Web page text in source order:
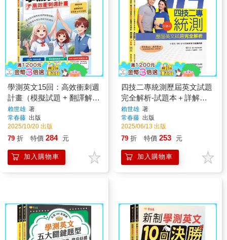
學測英文15回：高效衝刺週
計畫（模擬試題 + 翻譯解答
本+ 附免費AI作文批改）
賴世雄 著
常春藤 出版
2025/10/20 出版
79 折 特價 284 元
加入購物車
四技二專統測歷屆英文試題
完全解析-試題本＋詳解本
＋QR Code線上音檔(114年
版)
賴世雄 著
常春藤 出版
2025/06/13 出版
79 折 特價 253 元
加入購物車